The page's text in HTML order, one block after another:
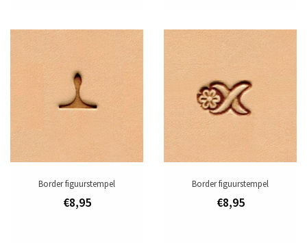
Border figuurstempel
€8,95
Border figuurstempel
€8,95